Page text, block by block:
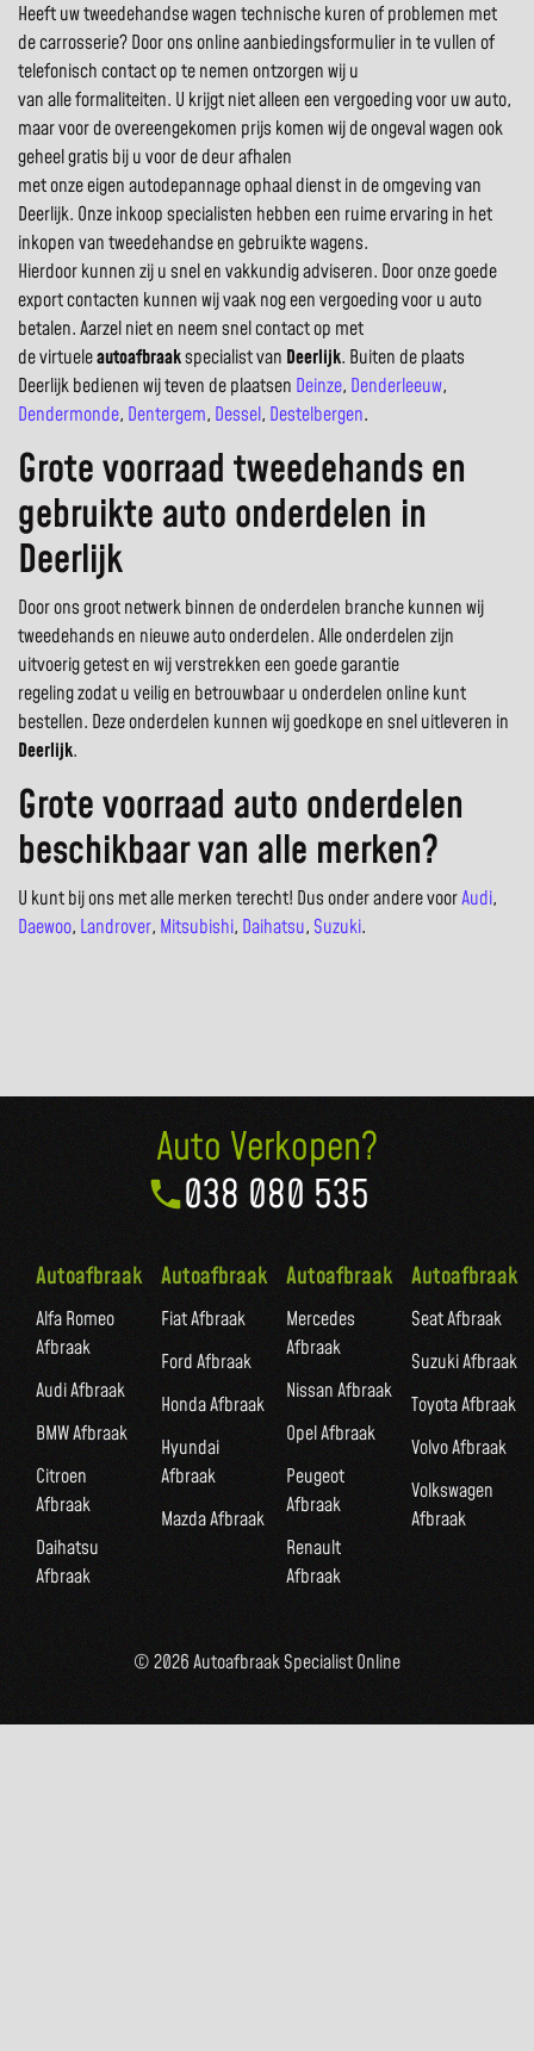
Heeft uw tweedehandse wagen technische kuren of problemen met
de carrosserie? Door ons online aanbiedingsformulier in te vullen of
telefonisch contact op te nemen ontzorgen wij u
van alle formaliteiten. U krijgt niet alleen een vergoeding voor uw auto,
maar voor de overeengekomen prijs komen wij de ongeval wagen ook
geheel gratis bij u voor de deur afhalen
met onze eigen autodepannage ophaal dienst in de omgeving van
Deerlijk. Onze inkoop specialisten hebben een ruime ervaring in het
inkopen van tweedehandse en gebruikte wagens.
Hierdoor kunnen zij u snel en vakkundig adviseren. Door onze goede
export contacten kunnen wij vaak nog een vergoeding voor u auto
betalen. Aarzel niet en neem snel contact op met
de virtueleautoafbraakspecialist van Deerlijk. Buiten de plaats
Deerlijk bedienen wij teven de plaatsen Deinze, Denderleeuw,
Dendermonde, Dentergem, Dessel, Destelbergen.
Grote voorraad tweedehands en
gebruikte auto onderdelen in
Deerlijk
Door ons groot netwerk binnen de onderdelen branche kunnen wij
tweedehands en nieuwe auto onderdelen. Alle onderdelen zijn
uitvoerig getest en wij verstrekken een goede garantie
regeling zodat u veilig en betrouwbaar u onderdelen online kunt
bestellen. Deze onderdelen kunnen wij goedkope en snel uitleveren in
Deerlijk.
Grote voorraad auto onderdelen
beschikbaar van alle merken?
U kunt bij ons met alle merken terecht! Dus onder andere voorAudi,
Daewoo, Landrover, Mitsubishi, Daihatsu, Suzuki.
Auto Verkopen?
038 080 535
Autoafbraak
Alfa Romeo
Afbraak
Audi Afbraak
BMW Afbraak
Citroen
Afbraak
Daihatsu
Afbraak
Autoafbraak
Fiat Afbraak
Ford Afbraak
Honda Afbraak
Hyundai
Afbraak
Mazda Afbraak
Autoafbraak
Mercedes
Afbraak
Nissan Afbraak
Opel Afbraak
Peugeot
Afbraak
Renault
Afbraak
Autoafbraak
Seat Afbraak
Suzuki Afbraak
Toyota Afbraak
Volvo Afbraak
Volkswagen
Afbraak
© 2026 Autoafbraak Specialist Online